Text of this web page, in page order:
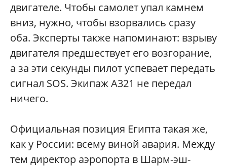
двигателе. Чтобы самолет упал камнем
вниз, нужно, чтобы взорвались сразу
оба. Эксперты также напоминают: взрыву
двигателя предшествует его возгорание,
а за эти секунды пилот успевает передать
сигнал SOS. Экипаж A321 не передал
ничего.
Официальная позиция Египта такая же,
как у России: всему виной авария. Между
тем директор аэропорта в Шарм-эш-